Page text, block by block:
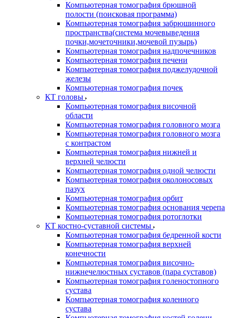
Компьютерная томография брюшной
полости (поисковая программа)
Компьютерная томография забрюшинного
пространства(система мочевыведения
почки,мочеточники,мочевой пузырь)
Компьютерная томография надпочечников
Компьютерная томография печени
Компьютерная томография поджелудочной
железы
Компьютерная томография почек
КТ головы
Компьютерная томография височной
области
Компьютерная томография головного мозга
Компьютерная томография головного мозга
с контрастом
Компьютерная томография нижней и
верхней челюсти
Компьютерная томография одной челюсти
Компьютерная томография околоносовых
пазух
Компьютерная томография орбит
Компьютерная томография основания черепа
Компьютерная томография ротоглотки
КТ костно-суставной системы
Компьютерная томография бедренной кости
Компьютерная томография верхней
конечности
Компьютерная томография височно-
нижнечелюстных суставов (пара суставов)
Компьютерная томография голеностопного
сустава
Компьютерная томография коленного
сустава